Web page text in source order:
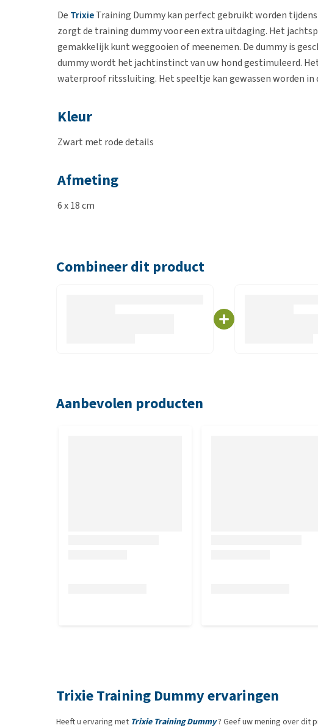
De TrixieTraining Dummy kan perfect gebruikt worden
zorgt de training dummy voor een extra uitdaging. Het
gemakkelijk kunt weggooien of meenemen. De dummy is
dummy wordt het jachtinstinct van uw hond gestimuleerd.
waterproof ritssluiting. Het speeltje kan gewassen worden in
Kleur
Zwart met rode details
Afmeting
6 x 18 cm
Combineer dit product
Aanbevolen producten
Trixie Training Dummy ervaringen
Heeft u ervaring met Trixie Training Dummy? Geef uw mening over dit